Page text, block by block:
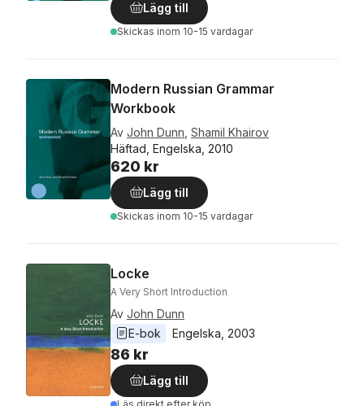
Lägg till
Skickas inom 10-15 vardagar
Modern Russian Grammar
Workbook
Av John Dunn Shamil Khairov
Häftad, Engelska, 2010
620 kr
Lägg till
Skickas inom 10-15 vardagar
Locke
A Very Short Introduction
Av John Dunn
E-bok
Engelska 2003
86 kr
Lägg till